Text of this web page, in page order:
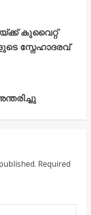
കുവൈറ്റ്
സ്നേഹാദരവ്
Required